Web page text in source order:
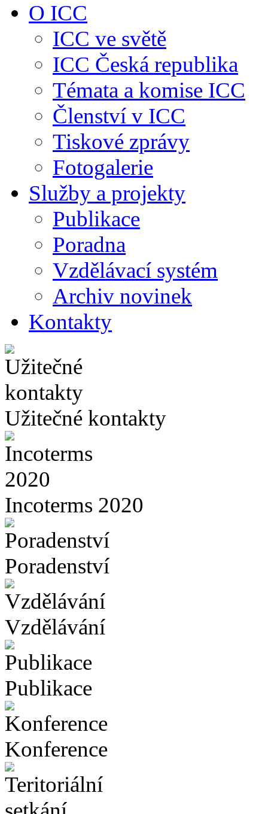
O ICC
ICC ve světě
ICC Česká republika
Témata a komise ICC
Členství v ICC
Tiskové zprávy
Fotogalerie
Služby a projekty
Publikace
Poradna
Vzdělávací systém
Archiv novinek
Kontakty
Užitečné kontakty
Incoterms 2020
Poradenství
Vzdělávání
Publikace
Konference